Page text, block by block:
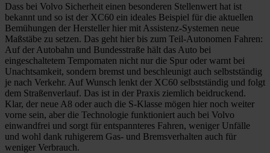
Dass bei Volvo Sicherheit einen besonderen Stellenwert hat ist
bekannt und so ist der XC60 ein ideales Beispiel für die aktuellen
Bemühungen der Hersteller hier mit Assistenz-Systemen neue
Maßstäbe zu setzen. Das geht hier bis zum Teil-Autonomen Fahren:
Auf der Autobahn und Bundesstraße hält das Auto bei
eingeschaltetem Tempomaten nicht nur die Spur oder warnt bei
Unachtsamkeit, sondern bremst und beschleunigt auch selbstständig
je nach Verkehr. Auf Wunsch lenkt der XC60 selbstständig und folgt
dem Straßenverlauf. Das ist in der Praxis ziemlich beidruckend.
Klar, der neue A8 oder auch die S-Klasse mögen hier noch weiter
vorne sein, aber die Technologie funktioniert auch bei Volvo
einwandfrei und sorgt für entspannteres Fahren, weniger Unfälle
und wohl dank ruhigerem Gas- und Bremsverhalten auch für
weniger Verbrauch.